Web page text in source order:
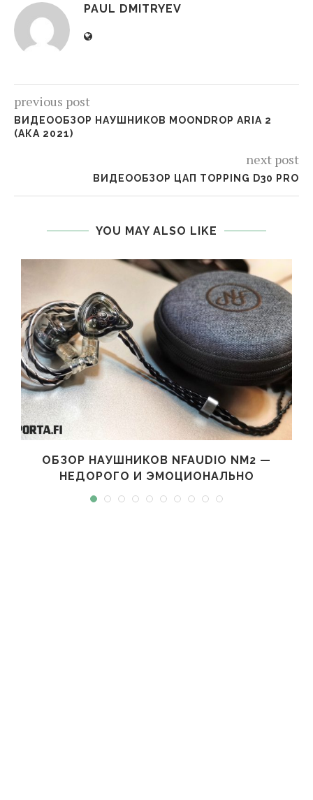
PAUL DMITRYEV
previous post
ВИДЕООБЗОР НАУШНИКОВ MOONDROP ARIA 2
(АКА 2021)
next post
ВИДЕООБЗОР ЦАП TOPPING D30 PRO
YOU MAY ALSO LIKE
ОБЗОР НАУШНИКОВ NFAUDIO NM2 —
НЕДОРОГО И ЭМОЦИОНАЛЬНО